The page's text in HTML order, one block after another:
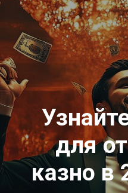
для
казно в